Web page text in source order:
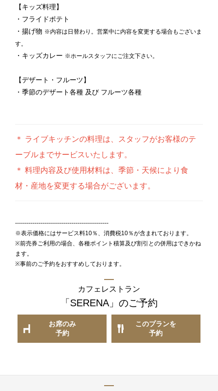
【キッズ料理】
・フライドポテト
・揚げ物 ※内容は日替わり。営業中に内容を変更する場合もございま
す。
・キッズカレー ※ホールスタッフにご注文下さい。
【デザート・フルーツ】
・季節のデザート各種 及び フルーツ各種
＊ ライブキッチンの料理は、スタッフがお客様のテ
ーブルまでサービスいたします。
＊ 料理内容及び使用材料は、季節・天候により食
材・産地を変更する場合がございます。
------------------------------------------------
※表示価格にはサービス料10％、消費税10％が含まれております。
※前売券ご利用の場合、各種ポイント積算及び割引との併用はできかね
ます。
※事前のご予約をおすすめしております。
カフェレストラン
「SERENA」 のご予約
お席のみ
予約
このプランを
予約